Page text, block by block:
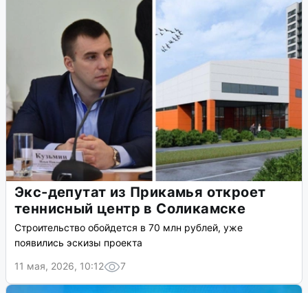
Экс-депутат из Прикамья откроет
теннисный центр в Соликамске
Строительство обойдется в 70 млн рублей, уже
появились эскизы проекта
11 мая, 2026, 10:12
7